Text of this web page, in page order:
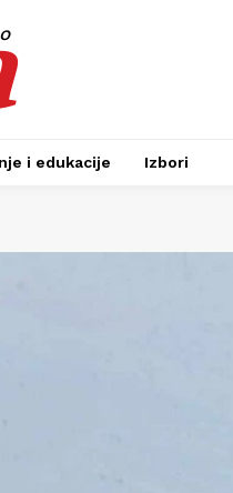
i edukacije Izbori